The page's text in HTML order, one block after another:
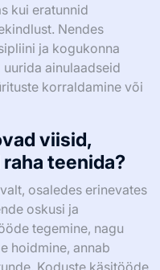
kui eratunnid
Nendes
ja kogukonna
ainulaadseid
korraldamine või
viisid,
teenida?
osaledes erinevates
oskusi ja
tegemine, nagu
hoidmine, annab